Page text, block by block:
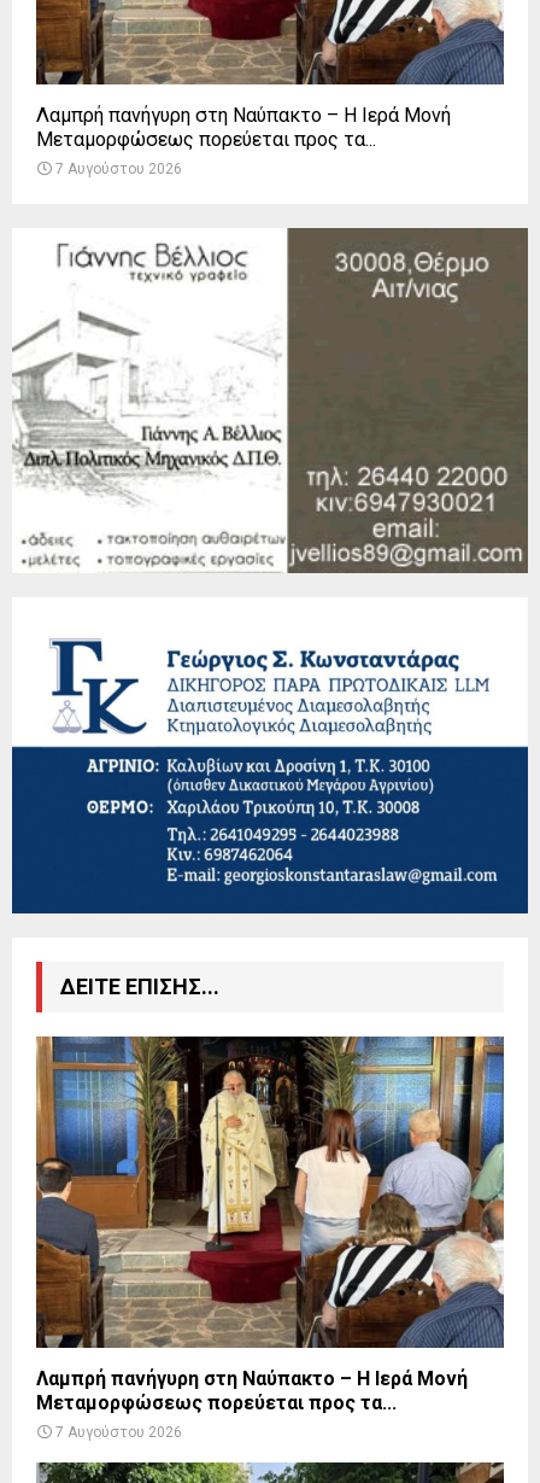
Λαμπρή πανήγυρη στη Ναύπακτο – Η Ιερά Μονή
Μεταμορφώσεως πορεύεται προς τα...
7 Αυγούστου 2026
ΔΕΙΤΕ ΕΠΙΣΗΣ...
Λαμπρή πανήγυρη στη Ναύπακτο – Η Ιερά Μονή
Μεταμορφώσεως πορεύεται προς τα...
7 Αυγούστου 2026